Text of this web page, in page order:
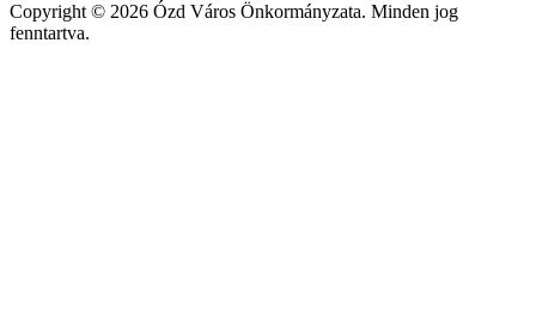
Copyright © 2026 Ózd Város Önkormányzata. Minden jog
fenntartva.